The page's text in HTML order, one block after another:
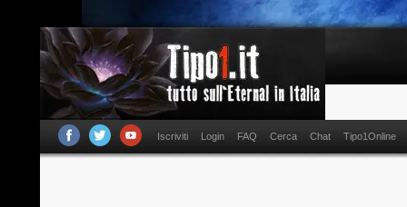
Iscriviti Login FAQ Cerca Chat Tipo1Online